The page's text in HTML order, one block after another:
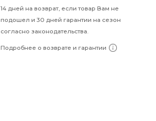
14 дней на возврат, если товар Вам не
подошел и 30 дней гарантии на сезон
согласно законодательства.
Подробнее о возврате и гарантии